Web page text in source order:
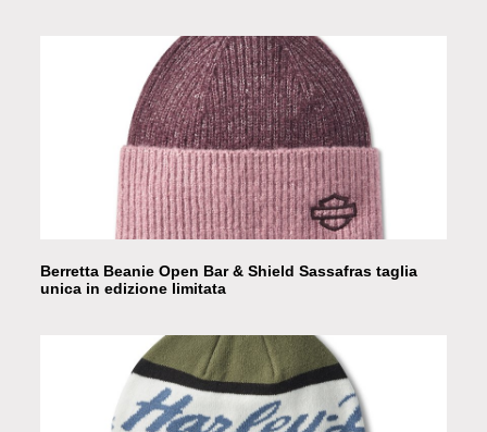
Berretta Beanie Open Bar & Shield Sassafras taglia
unica in edizione limitata